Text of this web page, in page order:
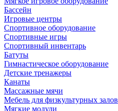
Бассейн
Игровые центры
Спортивное оборудование
Спортивные игры
Спортивный инвентарь
Батуты
Гимнастическое оборудование
Детские тренажеры
Канаты
Массажные мячи
Мебель для физкультурных залов
Мягкие модули